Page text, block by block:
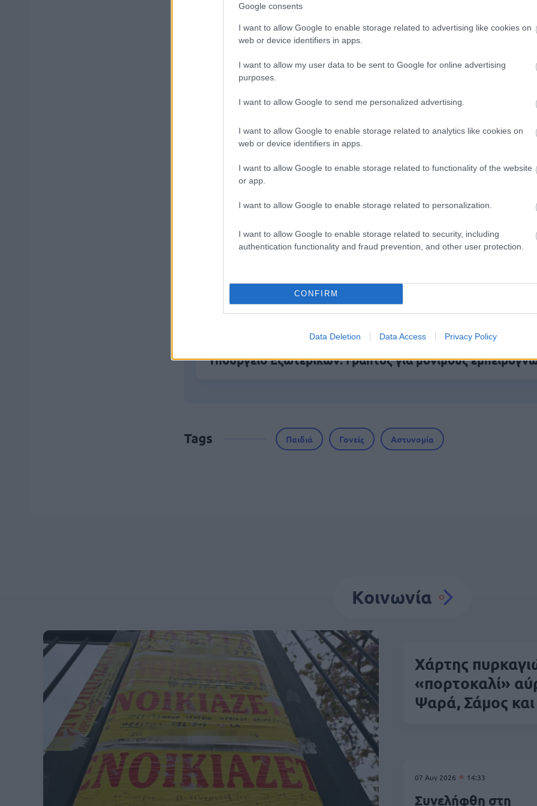
Google consents
I want to allow Google to enable storage related to advertising like cookies on
web or device identifiers in apps.
I want to allow my user data to be sent to Google for online advertising
purposes.
I want to allow Google to send me personalized advertising.
I want to allow Google to enable storage related to analytics like cookies on
web or device identifiers in apps.
I want to allow Google to enable storage related to functionality of the website
or app.
I want to allow Google to enable storage related to personalization.
I want to allow Google to enable storage related to security, including
authentication functionality and fraud prevention, and other user protection.
CONFIRM
Data Deletion Data Access Privacy Policy
Μάθε πρώτος όλες τις σημαντικές ειδήσεις.
Βάλε το proson.gr στα αποτελέσματα αναζήτησης
Δημοφιλείς Ειδήσεις
Ανοικτές 1.779 θέσεις εργασίας στο Δημόσιο (χωρίς πτυχίο)
ΥΠΕΣ: Προγραμματισμός προσλήψεων 2027 -
Προσλήψεις αναπληρωτών: Περίπου 30.000 ονόματα
Υπουργείο Εξωτερικών: Γραπτός για μόνιμους
Tags Παιδιά Γονείς Αστυνομία
Κοινωνία
Χάρτης
«πορτοκαλί»
Ψαρά, Σάμος και
07 Αυγ 2026 14:33
Συνελήφθη στη